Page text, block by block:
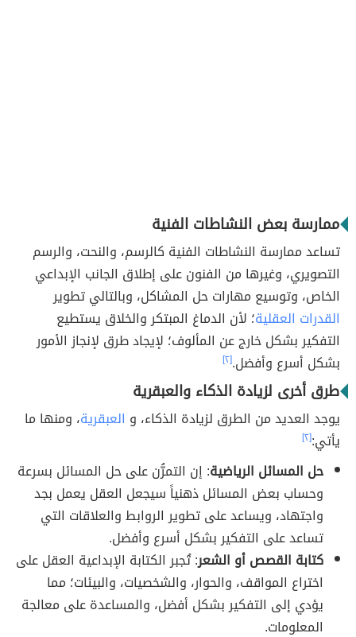
ممارسة بعض النشاطات الفنية
تساعد ممارسة النشاطات الفنية كالرسم، والنحت، والرسم
التصويري، وغيرها من الفنون على إطلاق الجانب الإبداعي
الخاص، وتوسيع مهارات حل المشاكل، وبالتالي تطوير
القدرات العقلية؛ لأن الدماغ المبتكر والخلاق يستطيع
التفكير بشكل خارج عن المألوف؛ لإيجاد طرق لإنجاز الأمور
بشكل أسرع وأفضل.[٢]
طرق أخرى لزيادة الذكاء والعبقرية
يوجد العديد من الطرق لزيادة الذكاء، و العبقرية، ومنها ما
يأتي:[٢]
حل المسائل الرياضية: إن التمرُّن على حل المسائل بسرعة
وحساب بعض المسائل ذهنياً سيجعل العقل يعمل بجد
واجتهاد، ويساعد على تطوير الروابط والعلاقات التي
تساعد على التفكير بشكل أسرع وأفضل.
كتابة القصص أو الشعر: تُجبر الكتابة الإبداعية العقل على
اختراع المواقف، والحوار، والشخصيات، والبيئات؛ مما
يؤدي إلى التفكير بشكل أفضل، والمساعدة على معالجة
المعلومات.